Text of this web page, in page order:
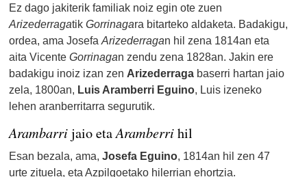
Ez dago jakiterik familiak noiz egin ote zuen
ArizederragatikGorrinagara bitarteko aldaketa. Badakigu,
ordea, ama JosefaArizederragan hil zena 1814an eta
aita VicenteGorrinagan zendu zena 1828an. Jakin ere
badakigu inoiz izan zen Arizederraga baserri hartan jaio
zela, 1800an, Luis Aramberri Eguino, Luis izeneko
lehen aranberritarra segurutik.
Arambarrijaio etaAramberrihil
Esan bezala, ama,Josefa Eguino, 1814an hil zen 47
urte zituela, eta Azpilgoetako hilerrian ehortzia.